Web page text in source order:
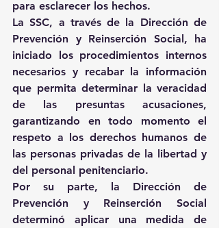
para esclarecer los hechos.
La SSC, a través de la Dirección de
Prevención y Reinserción Social, ha
iniciado los procedimientos internos
necesarios y recabar la información
que permita determinar la veracidad
de las presuntas acusaciones,
garantizando en todo momento el
respeto a los derechos humanos de
las personas privadas de la libertad y
del personal penitenciario.
Por su parte, la Dirección de
Prevención y Reinserción Social
determinó aplicar una medida de